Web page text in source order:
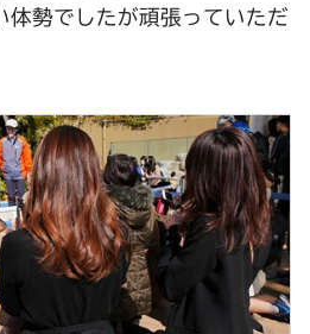
体勢でしたが頑張っていただ